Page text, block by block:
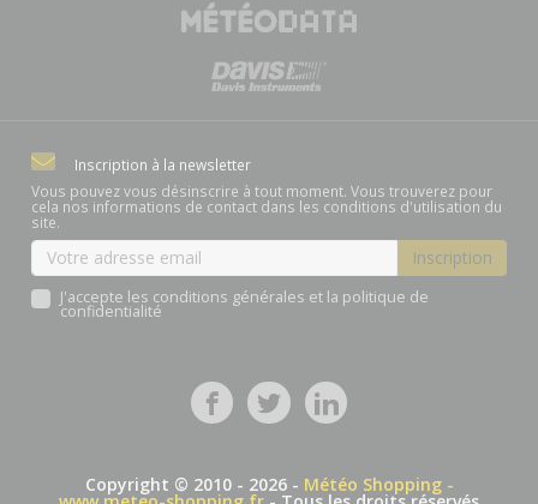
Inscription à la newsletter
Vous pouvez vous désinscrire à tout moment. Vous trouverez pour
cela nos informations de contact dans les conditions d'utilisation du
site.
J'accepte les conditions générales et la politique de
confidentialité
Copyright © 2010 - 2026 - Météo Shopping -